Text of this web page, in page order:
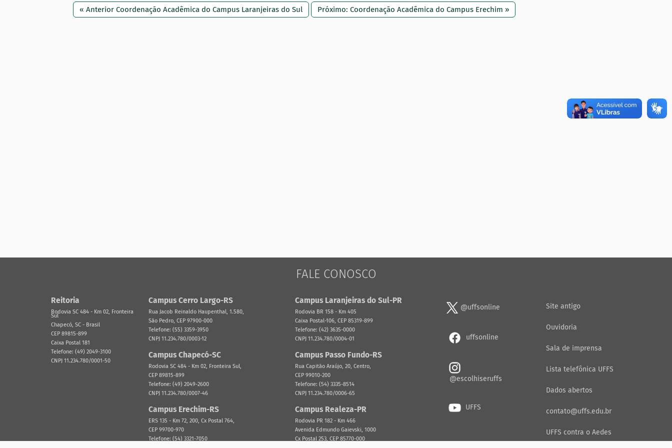
« Anterior Coordenação Acadêmica do Campus Laranjeiras do Sul Próximo: Coordenação Acadêmica do Campus Erechim »
FALE CONOSCO
Reitoria
Rodovia SC 484 - Km 02, Fronteira
Sul
Chapecó, SC - Brasil
CEP 89815-899
Caixa Postal 181
Telefone: (49) 2049-3100
CNPJ 11.234.780/0001-50
Campus Cerro Largo-RS
Rua Jacob Reinaldo Haupenthal, 1.580,
São Pedro, CEP 97900-000
Telefone: (55) 3359-3950
CNPJ 11.234.780/0003-12
Campus Chapecó-SC
Rodovia SC 484 - Km 02, Fronteira Sul,
CEP 89815-899
Telefone: (49) 2049-2600
CNPJ 11.234.780/0007-46
Campus Erechim-RS
ERS 135 - Km 72, 200, Cx Postal 764,
CEP 99700-970
Telefone: (54) 3321-7050
Campus Laranjeiras do Sul-PR
Rodovia BR 158 - Km 405
Caixa Postal-106, CEP 85319-899
Telefone: (42) 3635-0000
CNPJ 11.234.780/0004-01
Campus Passo Fundo-RS
Rua Capitão Araújo, 20, Centro,
CEP 99010-200
Telefone: (54) 3335-8514
CNPJ 11.234.780/0006-65
Campus Realeza-PR
Rodovia PR 182 - Km 466
Avenida Edmundo Gaievski, 1000
Cx Postal 253, CEP 85770-000
@uffsonline
uffsonline
@escolhiseruffs
UFFS
Site antigo
Ouvidoria
Sala de imprensa
Lista telefônica UFFS
Dados abertos
contato@uffs.edu.br
UFFS contra o Aedes